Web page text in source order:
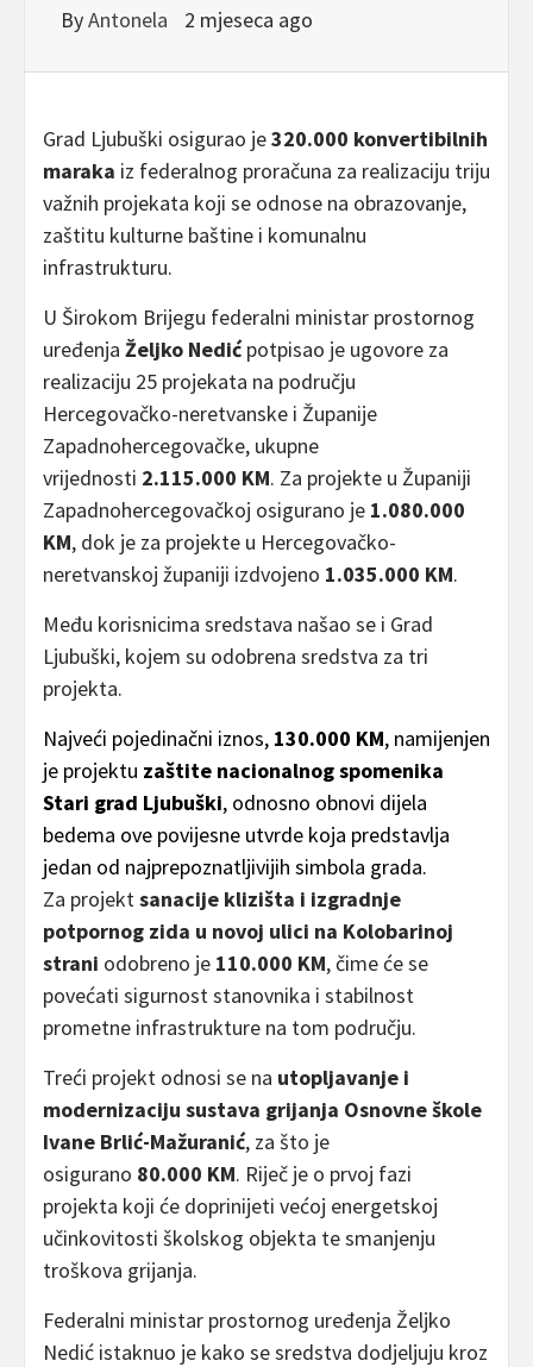
ByAntonela 2 mjeseca ago
Grad Ljubuški osigurao je320.000 konvertibilnih
maraka iz federalnog proračuna za realizaciju triju
važnih projekata koji se odnose na obrazovanje,
zaštitu kulturne baštine i komunalnu
infrastrukturu.
U Širokom Brijegu federalni ministar prostornog
uređenja Željko Nedićpotpisao je ugovore za
realizaciju 25 projekata na području
Hercegovačko-neretvanske i Županije
Zapadnohercegovačke, ukupne
vrijednosti 2.115.000 KM. Za projekte u Županiji
Zapadnohercegovačkoj osigurano je 1.080.000
KM, dok je za projekte u Hercegovačko-
neretvanskoj županiji izdvojeno 1.035.000 KM.
Među korisnicima sredstava našao se i Grad
Ljubuški, kojem su odobrena sredstva za tri
projekta.
Najveći pojedinačni iznos, 130.000 KM, namijenjen
je projektu zaštite nacionalnog spomenika
Stari grad Ljubuški, odnosno obnovi dijela
bedema ove povijesne utvrde koja predstavlja
jedan od najprepoznatljivijih simbola grada.
Za projektsanacije klizišta i izgradnje
potpornog zida u novoj ulici na Kolobarinoj
strani odobreno je 110.000 KM, čime će se
povećati sigurnost stanovnika i stabilnost
prometne infrastrukture na tom području.
Treći projekt odnosi se na utopljavanje i
modernizaciju sustava grijanja Osnovne škole
Ivane Brlić-Mažuranić, za što je
osigurano 80.000 KM. Riječ je o prvoj fazi
projekta koji će doprinijeti većoj energetskoj
učinkovitosti školskog objekta te smanjenju
troškova grijanja.
Federalni ministar prostornog uređenja Željko
Nedić istaknuo je kako se sredstva dodjeljuju kroz